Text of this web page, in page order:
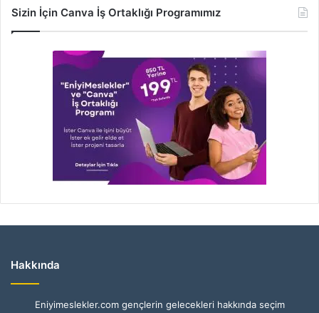
Sizin İçin Canva İş Ortaklığı Programımız
Hakkında
Eniyimeslekler.com gençlerin gelecekleri hakkında seçim